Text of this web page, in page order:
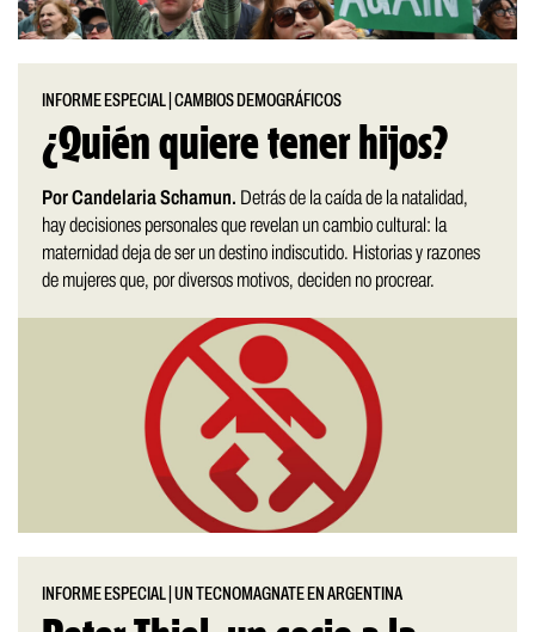
INFORME ESPECIAL |CAMBIOS DEMOGRÁFICOS
¿Quién quiere tener hijos?
Por Candelaria Schamun. Detrás de la caída de la natalidad,
hay decisiones personales que revelan un cambio cultural: la
maternidad deja de ser un destino indiscutido. Historias y razones
de mujeres que, por diversos motivos, deciden no procrear.
INFORME ESPECIAL |UN TECNOMAGNATE EN ARGENTINA